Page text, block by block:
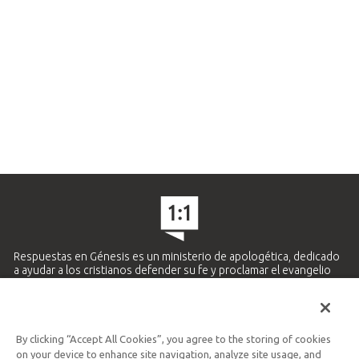
Respuestas en Génesis es un ministerio de apologética, dedicado
a ayudar a los cristianos defender su fe y proclamar el evangelio
Ministerio Hispano y Latinoamericano
By clicking “Accept All Cookies”, you agree to the storing of cookies
on your device to enhance site navigation, analyze site usage, and